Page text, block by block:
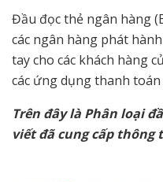
Đầu đọc thẻ ngân hàng
các ngân hàng phát
tay cho các khách hàng
các ứng dụng thanh
Trên đây là Phân loại
viết đã cung cấp thông